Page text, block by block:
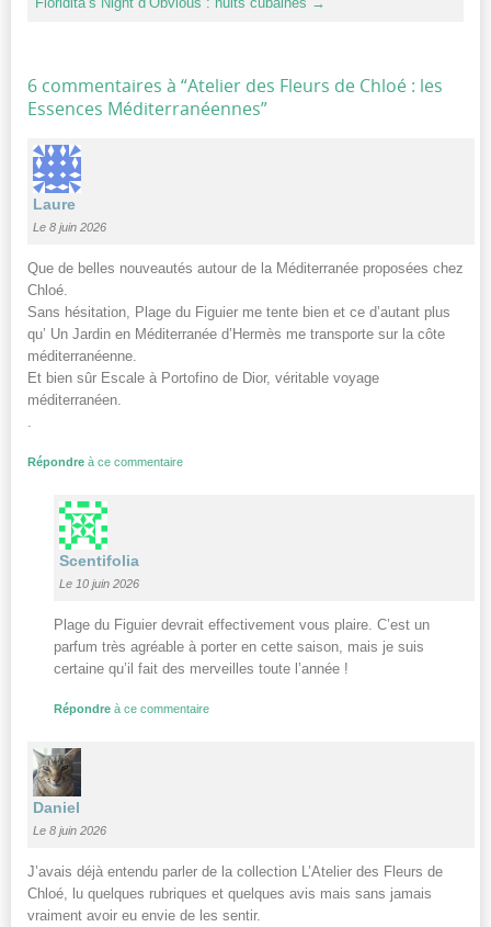
6 commentaires à “Atelier des Fleurs de Chloé : les
Essences Méditerranéennes”
Laure
Le 8 juin 2026
Que de belles nouveautés autour de la Méditerranée proposées chez
Chloé.
Sans hésitation, Plage du Figuier me tente bien et ce d’autant plus
qu’ Un Jardin en Méditerranée d’Hermès me transporte sur la côte
méditerranéenne.
Et bien sûr Escale à Portofino de Dior, véritable voyage
méditerranéen.
.
Répondre à ce commentaire
Scentifolia
Le 10 juin 2026
Plage du Figuier devrait effectivement vous plaire. C’est un
parfum très agréable à porter en cette saison, mais je suis
certaine qu’il fait des merveilles toute l’année !
Répondre à ce commentaire
Daniel
Le 8 juin 2026
J’avais déjà entendu parler de la collection L’Atelier des Fleurs de
Chloé, lu quelques rubriques et quelques avis mais sans jamais
vraiment avoir eu envie de les sentir.